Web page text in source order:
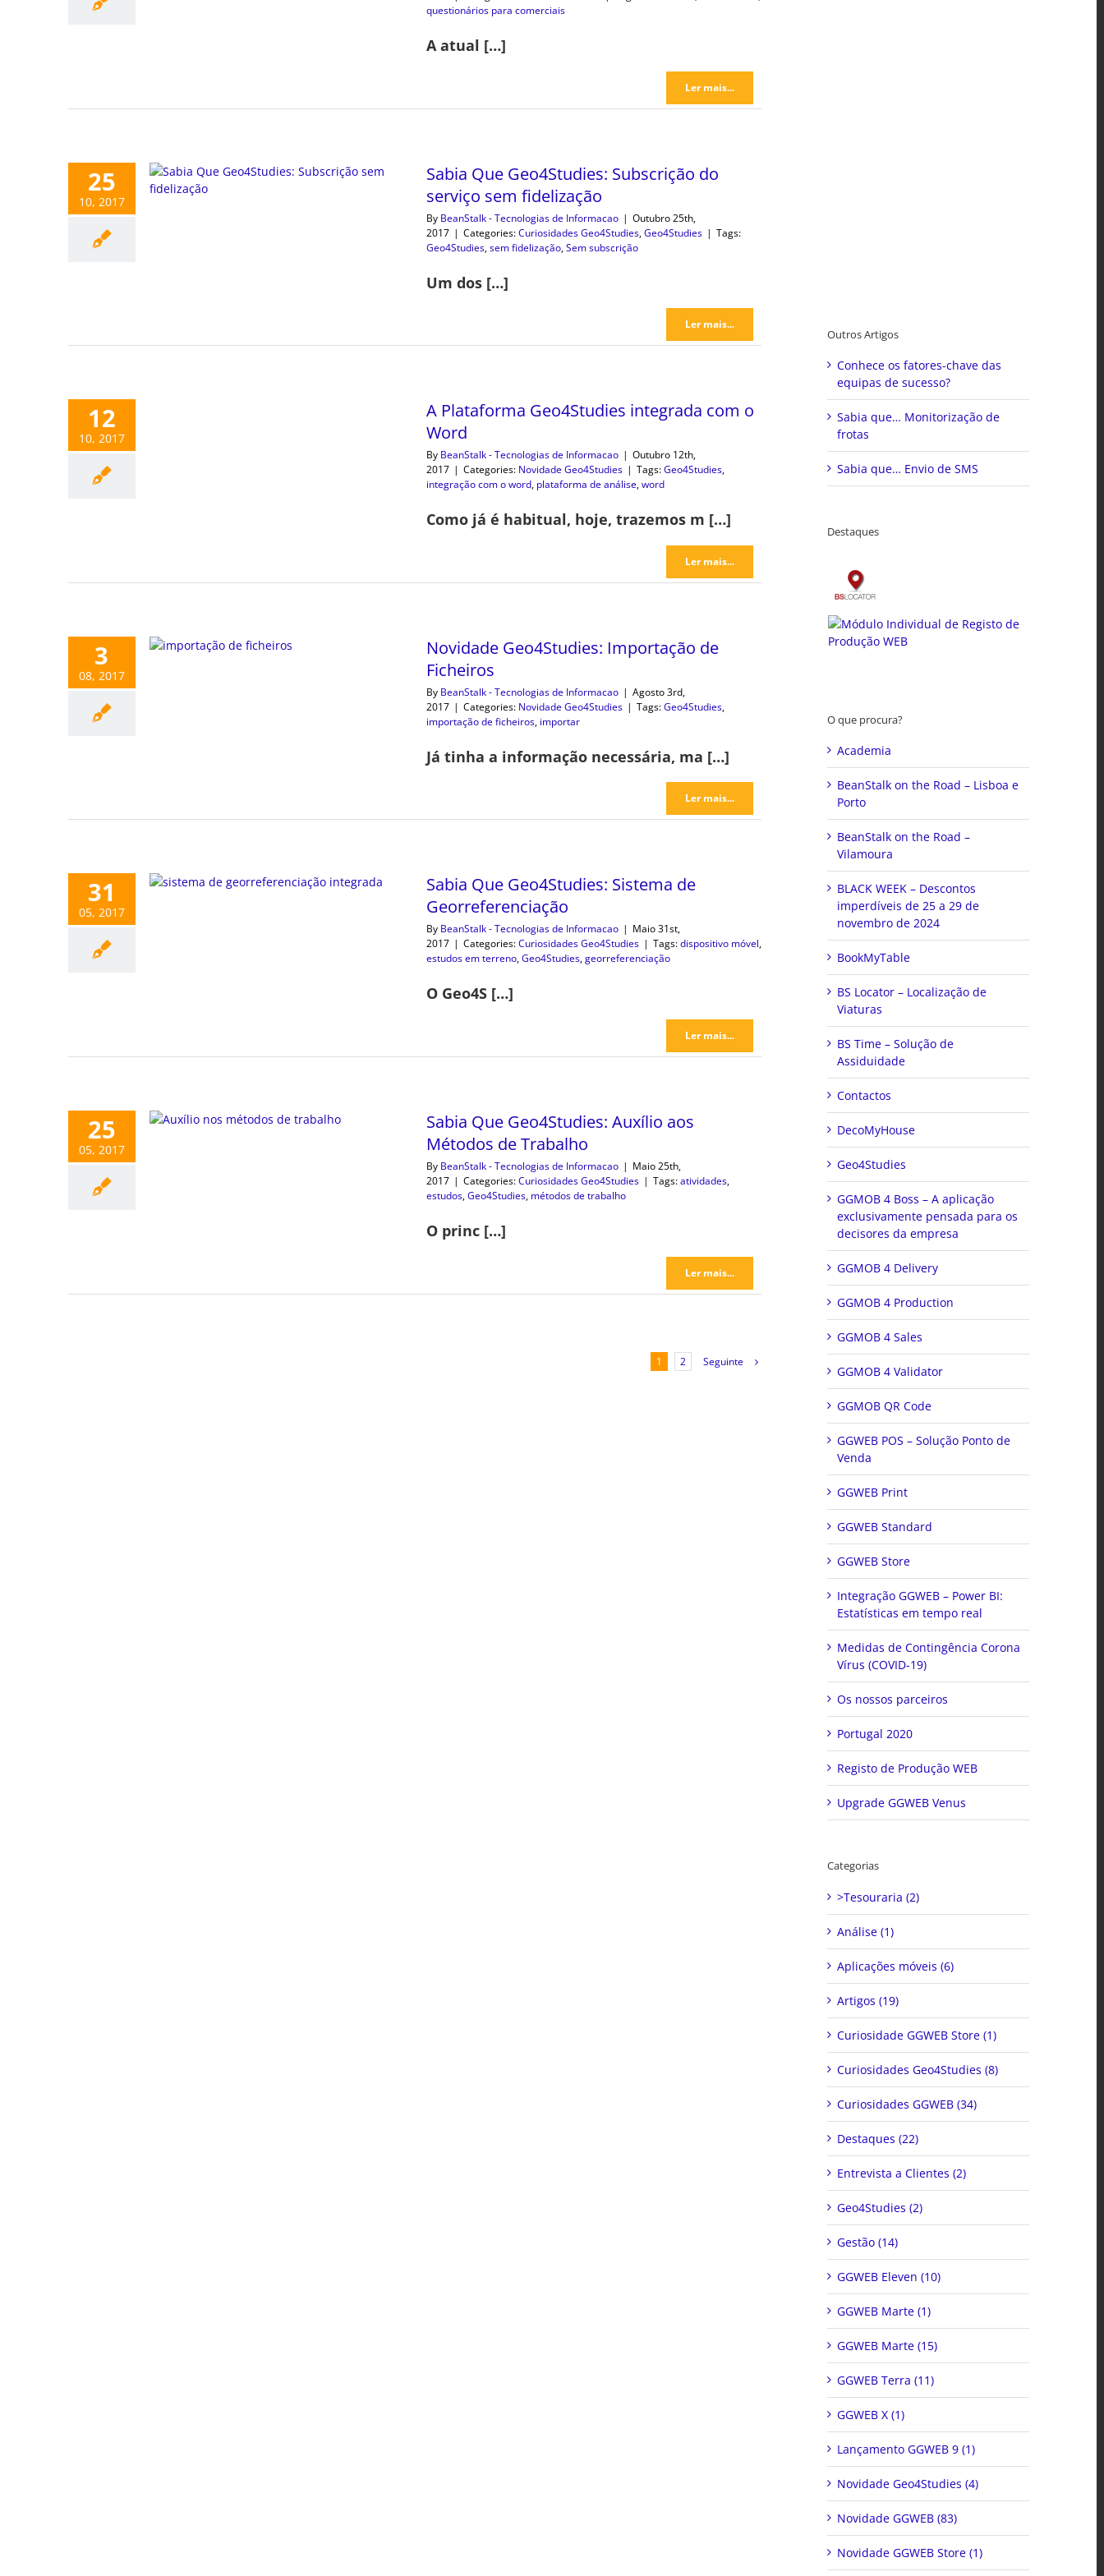
questionários para comerciais
A atual […]
Ler mais...
25
10, 2017
Sabia Que Geo4Studies: Subscrição do
serviço sem fidelização
By BeanStalk - Tecnologias de Informacao | Outubro 25th,
2017 | Categories:Curiosidades Geo4Studies,Geo4Studies | Tags:
Geo4Studies,sem fidelização,Sem subscrição
Um dos […]
Ler mais...
12
10, 2017
A Plataforma Geo4Studies integrada com o
Word
By BeanStalk - Tecnologias de Informacao | Outubro 12th,
2017 | Categories: Novidade Geo4Studies | Tags:Geo4Studies,
integração com o word, plataforma de análise,word
Como já é habitual, hoje, trazemos m […]
Ler mais...
3
08, 2017
Novidade Geo4Studies: Importação de
Ficheiros
By BeanStalk - Tecnologias de Informacao | Agosto 3rd,
2017 | Categories: Novidade Geo4Studies | Tags:Geo4Studies,
importação de ficheiros, importar
Já tinha a informação necessária, ma […]
Ler mais...
31
05, 2017
Sabia Que Geo4Studies: Sistema de
Georreferenciação
By BeanStalk - Tecnologias de Informacao | Maio 31st,
2017 | Categories:Curiosidades Geo4Studies | Tags:dispositivo móvel,
estudos em terreno,Geo4Studies,georreferenciação
O Geo4S […]
Ler mais...
25
05, 2017
Sabia Que Geo4Studies: Auxílio aos
Métodos de Trabalho
By BeanStalk - Tecnologias de Informacao | Maio 25th,
2017 | Categories:Curiosidades Geo4Studies | Tags:atividades,
estudos,Geo4Studies, métodos de trabalho
O princ […]
Ler mais...
1 2 Seguinte
Outros Artigos
Conhece os fatores-chave das
equipas de sucesso?
Sabia que… Monitorização de
frotas
Sabia que… Envio de SMS
Destaques
O que procura?
Academia
BeanStalk on the Road – Lisboa e
Porto
BeanStalk on the Road –
Vilamoura
BLACK WEEK – Descontos
imperdíveis de 25 a 29 de
novembro de 2024
BookMyTable
BS Locator – Localização de
Viaturas
BS Time – Solução de
Assiduidade
Contactos
DecoMyHouse
Geo4Studies
GGMOB 4 Boss – A aplicação
exclusivamente pensada para os
decisores da empresa
GGMOB 4 Delivery
GGMOB 4 Production
GGMOB 4 Sales
GGMOB 4 Validator
GGMOB QR Code
GGWEB POS – Solução Ponto de
Venda
GGWEB Print
GGWEB Standard
GGWEB Store
Integração GGWEB – Power BI:
Estatísticas em tempo real
Medidas de Contingência Corona
Vírus (COVID-19)
Os nossos parceiros
Portugal 2020
Registo de Produção WEB
Upgrade GGWEB Venus
Categorias
>Tesouraria (2)
Análise (1)
Aplicações móveis (6)
Artigos (19)
Curiosidade GGWEB Store (1)
Curiosidades Geo4Studies (8)
Curiosidades GGWEB (34)
Destaques (22)
Entrevista a Clientes (2)
Geo4Studies (2)
Gestão (14)
GGWEB Eleven (10)
GGWEB Marte (1)
GGWEB Marte (15)
GGWEB Terra (11)
GGWEB X (1)
Lançamento GGWEB 9 (1)
Novidade Geo4Studies (4)
Novidade GGWEB (83)
Novidade GGWEB Store (1)